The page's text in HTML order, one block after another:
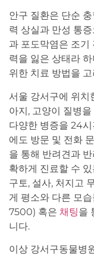
안구 질환은 단순
력 상실과 만성 통
과 포도막염은 조기
력을 잃은 상태라
위한 치료 방법을
서울 강서구에 위
아지, 고양이 질병
다양한 병증을 24
에도 방문 및 전화
을 통해 반려견과
확하게 진료할 수
구토, 설사, 처지고
게 평소와 다른 모
7500) 혹은 채팅을
니다.
이상 강서구동물병